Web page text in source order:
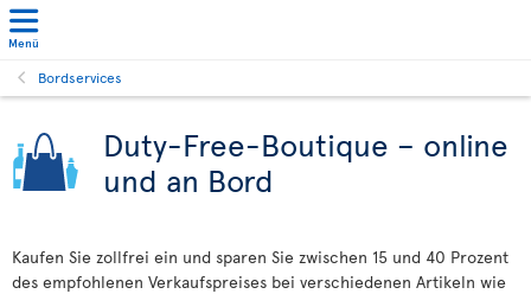
Menü
Bordservices
Duty-Free-Boutique – online
und an Bord
Kaufen Sie zollfrei ein und sparen Sie zwischen 15 und 40 Prozent
des empfohlenen Verkaufspreises bei verschiedenen Artikeln wie